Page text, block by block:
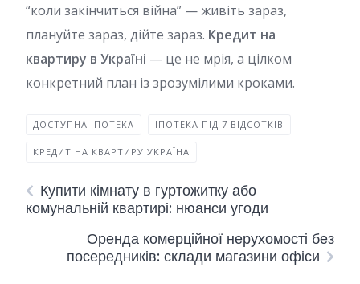
“коли закінчиться війна” — живіть зараз,
плануйте зараз, дійте зараз. Кредит на
квартиру в Україні — це не мрія, а цілком
конкретний план із зрозумілими кроками.
ДОСТУПНА ІПОТЕКА ІПОТЕКА ПІД 7 ВІДСОТКІВ
КРЕДИТ НА КВАРТИРУ УКРАЇНА
Купити кімнату в гуртожитку або
комунальній квартирі: нюанси угоди
Оренда комерційної нерухомості без
посередників: склади магазини офіси